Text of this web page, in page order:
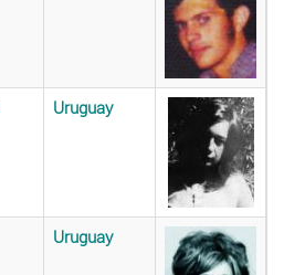
Uruguay
Uruguay